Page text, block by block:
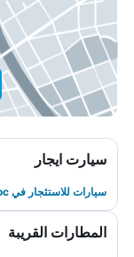
سيارت ايجار
سيارات للاستئجار في Phu Quoc
المطارات القريبة